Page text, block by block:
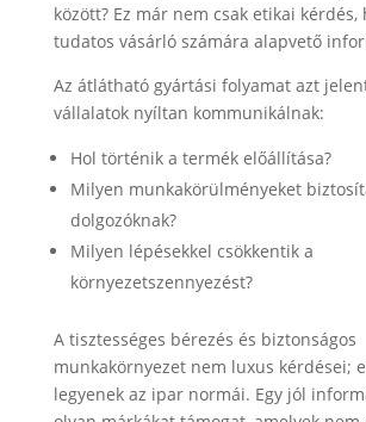
között? Ez már nem csak etikai kérdés,
tudatos vásárló számára alapvető
Az átlátható gyártási folyamat azt
vállalatok nyíltan kommunikálnak:
Hol történik a termék előállítása?
Milyen munkakörülményeket
dolgozóknak?
Milyen lépésekkel csökkentik a
környezetszennyezést?
A tisztességes bérezés és biztonságos
munkakörnyezet nem luxus kérdései;
legyenek az ipar normái. Egy jól